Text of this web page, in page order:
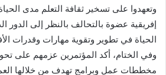
وتعهدوا على تسخير ثقافة التعلم مدى
إفريقية عضوة بالتحالف بالنظر إلى الدور
الحياة في تطوير وتقوية مهارات وقدرات
وفي الختام، أكد المؤتمرين عزمهم على
مخططات عمل وبرامج تهدف من خلالها